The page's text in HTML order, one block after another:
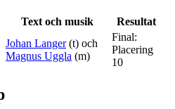
Text och musik Resultat
Johan Langer(t) och
Magnus Uggla (m)
Final:
Placering
10